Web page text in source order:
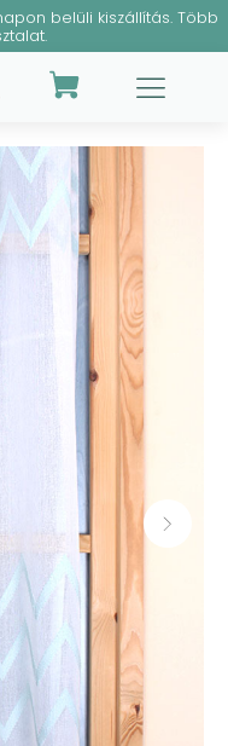
belüli kiszállítás. Több